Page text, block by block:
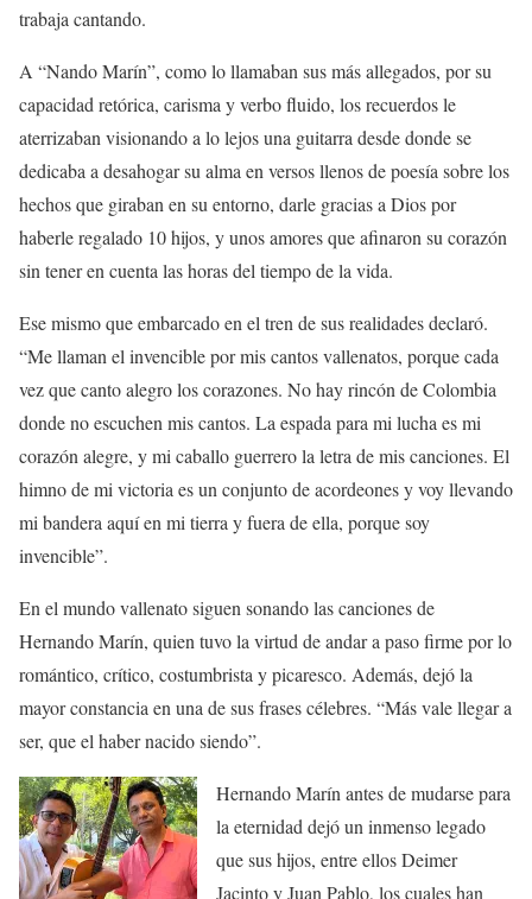
trabaja cantando.
A “Nando Marín”, como lo llamaban sus más allegados, por su
capacidad retórica, carisma y verbo fluido, los recuerdos le
aterrizaban visionando a lo lejos una guitarra desde donde se
dedicaba a desahogar su alma en versos llenos de poesía sobre los
hechos que giraban en su entorno, darle gracias a Dios por
haberle regalado 10 hijos, y unos amores que afinaron su corazón
sin tener en cuenta las horas del tiempo de la vida.
Ese mismo que embarcado en el tren de sus realidades declaró.
“Me llaman el invencible por mis cantos vallenatos, porque cada
vez que canto alegro los corazones. No hay rincón de Colombia
donde no escuchen mis cantos. La espada para mi lucha es mi
corazón alegre, y mi caballo guerrero la letra de mis canciones. El
himno de mi victoria es un conjunto de acordeones y voy llevando
mi bandera aquí en mi tierra y fuera de ella, porque soy
invencible”.
En el mundo vallenato siguen sonando las canciones de
Hernando Marín, quien tuvo la virtud de andar a paso firme por lo
romántico, crítico, costumbrista y picaresco. Además, dejó la
mayor constancia en una de sus frases célebres. “Más vale llegar a
ser, que el haber nacido siendo”.
Hernando Marín antes de mudarse para
la eternidad dejó un inmenso legado
que sus hijos, entre ellos Deimer
Jacinto y Juan Pablo, los cuales han